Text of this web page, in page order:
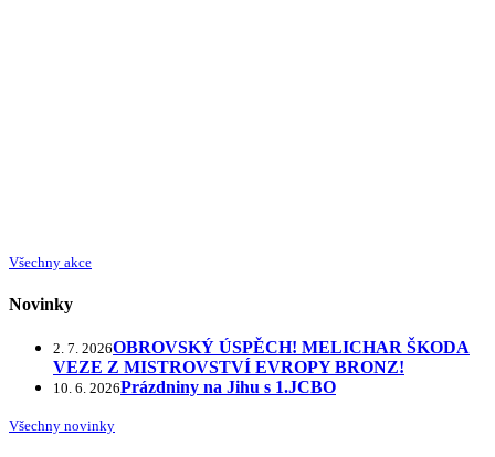
Všechny akce
Novinky
2. 7. 2026OBROVSKÝ ÚSPĚCH! MELICHAR ŠKODA
VEZE Z MISTROVSTVÍ EVROPY BRONZ!
10. 6. 2026Prázdniny na Jihu s 1.JCBO
Všechny novinky